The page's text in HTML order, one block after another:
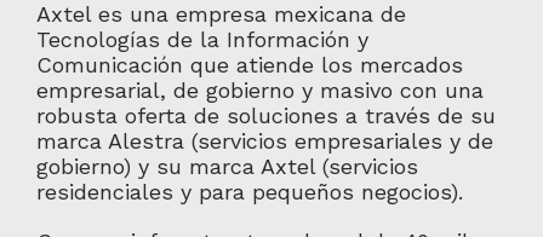
Axtel es una empresa mexicana de
Tecnologías de la Información y
Comunicación que atiende los mercados
empresarial, de gobierno y masivo con una
robusta oferta de soluciones a través de su
marca Alestra (servicios empresariales y de
gobierno) y su marca Axtel (servicios
residenciales y para pequeños negocios).